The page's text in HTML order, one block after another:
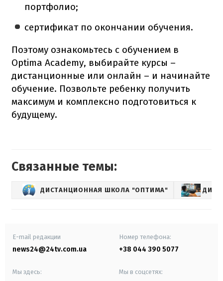
портфолио;
сертификат по окончании обучения.
Поэтому ознакомьтесь с обучением в
Optima Academy, выбирайте курсы –
дистанционные или онлайн – и начинайте
обучение. Позвольте ребенку получить
максимум и комплексно подготовиться к
будущему.
Связанные темы:
ДИСТАНЦИОННАЯ ШКОЛА "ОПТИМА"
E-mail редакции
news24@24tv.com.ua
Номер телефона:
+38 044 390 5077
Мы здесь: Мы в соцсетях: